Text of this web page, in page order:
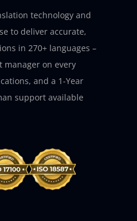
technology and
to deliver accurate,
in 270+ languages –
on every
and a 1-Year
support available